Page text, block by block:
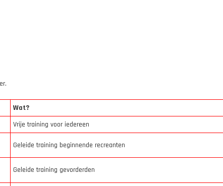
Wat?
Vrije training voor iedereen
Geleide training beginnende recreanten
Geleide training gevorderden